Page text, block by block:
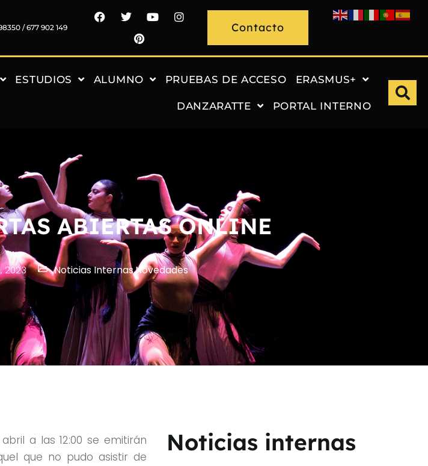
/ 677 902 149 Contacto
ESTUDIOS ALUMNO PRUEBAS DE ACCESO ERASMUS+
DANZARATTE PORTAL INTERNO
ABIERTAS ONLINE
2023 Noticias Internas,Novedades
a las 12:00 se emitirán
que no pudo asistir de
Noticias internas